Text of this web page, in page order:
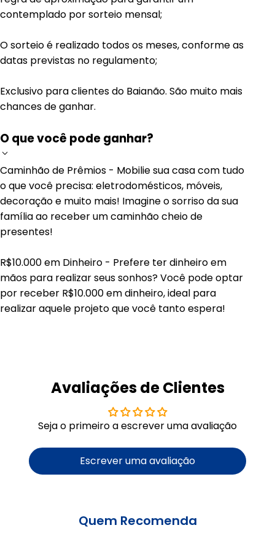
contemplado por sorteio mensal;
O sorteio é realizado todos os meses, conforme as
datas previstas no regulamento;
Exclusivo para clientes do Baianão. São muito mais
chances de ganhar.
O que você pode ganhar?
Caminhão de Prêmios - Mobilie sua casa com tudo
o que você precisa: eletrodomésticos, móveis,
decoração e muito mais! Imagine o sorriso da sua
família ao receber um caminhão cheio de
presentes!
R$10.000 em Dinheiro - Prefere ter dinheiro em
mãos para realizar seus sonhos? Você pode optar
por receber R$10.000 em dinheiro, ideal para
realizar aquele projeto que você tanto espera!
Avaliações de Clientes
Seja o primeiro a escrever uma avaliação
Escrever uma avaliação
Quem Recomenda